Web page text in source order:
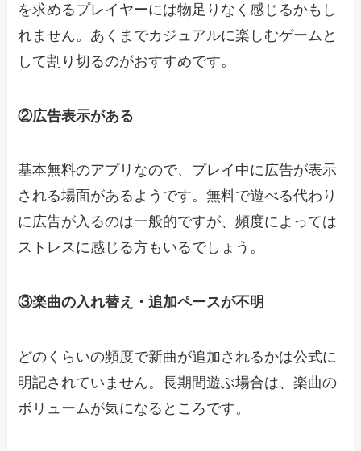
を求めるプレイヤーには物足りなく感じるかもし
れません。あくまでカジュアルに楽しむゲームと
して割り切るのがおすすめです。
②広告表示がある
基本無料のアプリなので、プレイ中に広告が表示
される場面があるようです。無料で遊べる代わり
に広告が入るのは一般的ですが、頻度によっては
ストレスに感じる方もいるでしょう。
③楽曲の入れ替え・追加ペースが不明
どのくらいの頻度で新曲が追加されるかは公式に
明記されていません。長期間遊ぶ場合は、楽曲の
ボリュームが気になるところです。